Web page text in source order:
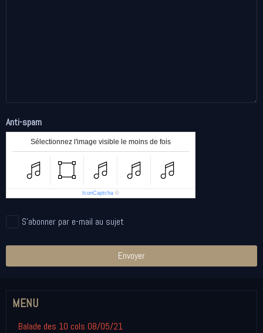
Anti-spam
Sélectionnez l'image visible le moins de fois
IconCaptcha ©
S'abonner par e-mail au sujet
Envoyer
MENU
Balade des 10 cols 08/05/21